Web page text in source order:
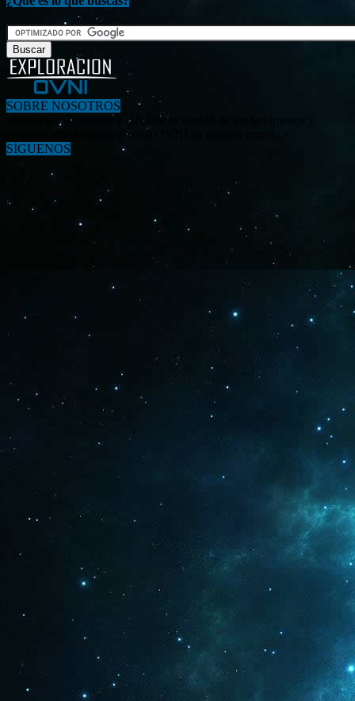
SOBRE NOSOTROS
«Investigar, descubrir y difundir la verdad de los fenómenos y
enigmas relacionados al tema OVNI en nuestro mundo.»
SÍGUENOS